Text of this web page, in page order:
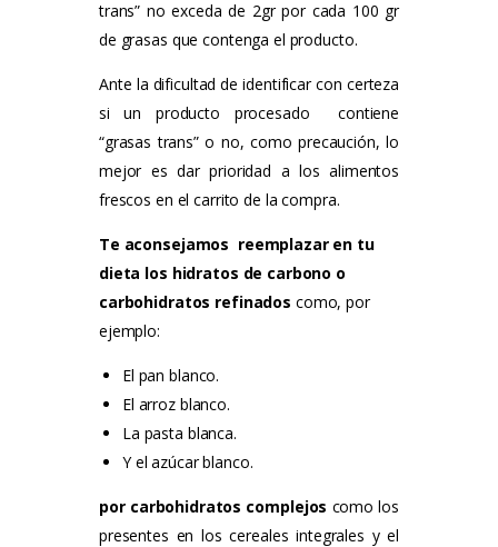
trans” no exceda de 2gr por cada 100 gr
de grasas que contenga el producto.
Ante la dificultad de identificar con certeza
si un producto procesado contiene
“grasas trans” o no, como precaución, lo
mejor es dar prioridad a los alimentos
frescos en el carrito de la compra.
Te aconsejamos reemplazar en tu
dieta los hidratos de carbono o
carbohidratos refinados como, por
ejemplo:
El pan blanco.
El arroz blanco.
La pasta blanca.
Y el azúcar blanco.
por carbohidratos complejos como los
presentes en los cereales integrales y el